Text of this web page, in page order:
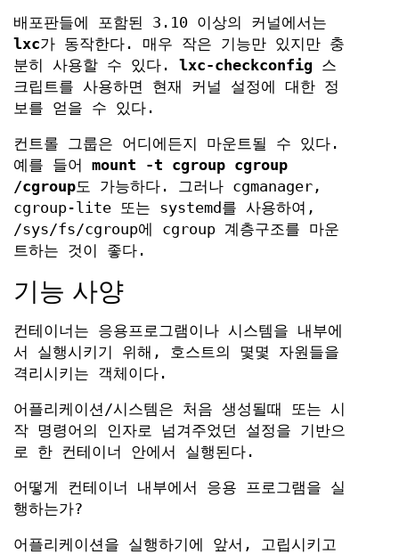
배포판들에 포함된 3.10 이상의 커널에서는
lxc가 동작한다. 매우 작은 기능만 있지만 충
분히 사용할 수 있다. lxc-checkconfig 스
크립트를 사용하면 현재 커널 설정에 대한 정
보를 얻을 수 있다.
컨트롤 그룹은 어디에든지 마운트될 수 있다.
예를 들어 mount -t cgroup cgroup
/cgroup도 가능하다. 그러나 cgmanager,
cgroup-lite 또는 systemd를 사용하여,
/sys/fs/cgroup에 cgroup 계층구조를 마운
트하는 것이 좋다.
기능 사양
컨테이너는 응용프로그램이나 시스템을 내부에
서 실행시키기 위해, 호스트의 몇몇 자원들을
격리시키는 객체이다.
어플리케이션/시스템은 처음 생성될때 또는 시
작 명령어의 인자로 넘겨주었던 설정을 기반으
로 한 컨테이너 안에서 실행된다.
어떻게 컨테이너 내부에서 응용 프로그램을 실
행하는가?
어플리케이션을 실행하기에 앞서, 고립시키고